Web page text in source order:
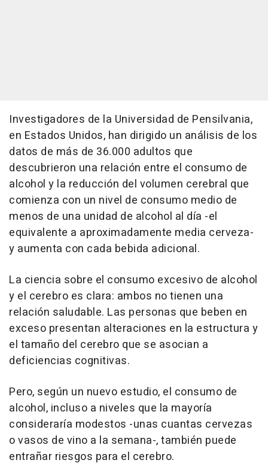
Investigadores de la Universidad de Pensilvania,
en Estados Unidos, han dirigido un análisis de los
datos de más de 36.000 adultos que
descubrieron una relación entre el consumo de
alcohol y la reducción del volumen cerebral que
comienza con un nivel de consumo medio de
menos de una unidad de alcohol al día -el
equivalente a aproximadamente media cerveza-
y aumenta con cada bebida adicional.
La ciencia sobre el consumo excesivo de alcohol
y el cerebro es clara: ambos no tienen una
relación saludable. Las personas que beben en
exceso presentan alteraciones en la estructura y
el tamaño del cerebro que se asocian a
deficiencias cognitivas.
Pero, según un nuevo estudio, el consumo de
alcohol, incluso a niveles que la mayoría
consideraría modestos -unas cuantas cervezas
o vasos de vino a la semana-, también puede
entrañar riesgos para el cerebro.